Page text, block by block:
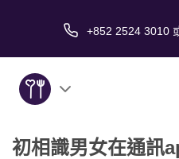
+852 2524 3010
關於我們
初相識男女在通訊